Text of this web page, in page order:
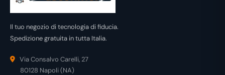
Il tuo negozio di tecnologia di fiducia.
Spedizione gratuita in tutta Italia.
Via Consalvo Carelli, 27
80128 Napoli (NA)